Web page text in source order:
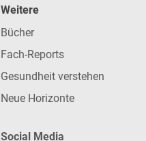
Weitere
Bücher
Fach-Reports
Gesundheit verstehen
Neue Horizonte
Social Media